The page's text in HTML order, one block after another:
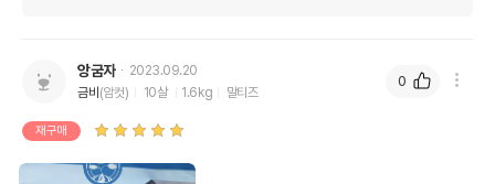
앙굼자
2023.09.20
금비(암컷) 10살 1.6kg 말티즈
재구매
0